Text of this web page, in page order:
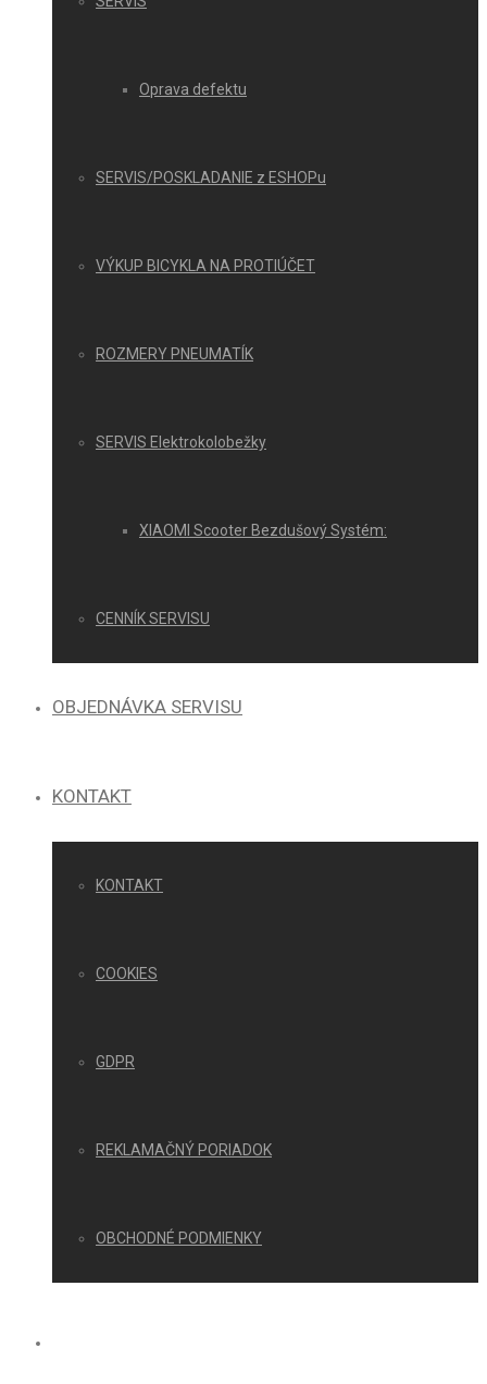
Oprava defektu
SERVIS/POSKLADANIE z ESHOPu
VÝKUP BICYKLA NA PROTIÚČET
ROZMERY PNEUMATÍK
SERVIS Elektrokolobežky
XIAOMI Scooter Bezdušový Systém:
CENNÍK SERVISU
OBJEDNÁVKA SERVISU
KONTAKT
KONTAKT
COOKIES
GDPR
REKLAMAČNÝ PORIADOK
OBCHODNÉ PODMIENKY